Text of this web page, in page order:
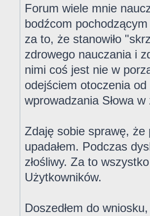
Forum wiele mnie
bodźcom
za to, że stanowiło
zdrowego nauczania i
nimi coś jest nie w
odejściem otoczenia
wprowadzania Słowa w
Zdaję sobie sprawę,
upadałem. Podczas
złośliwy. Za to
Użytkowników.
Doszedłem do